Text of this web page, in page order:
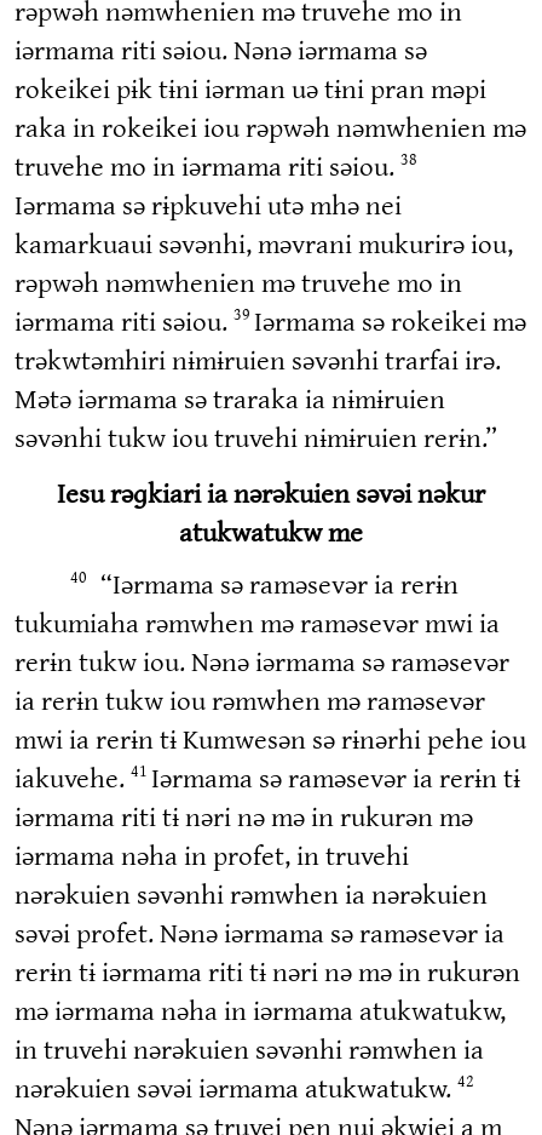
rəpwəh nəmwhenien mə truvehe mo in
iərmama riti səiou. Nənə iərmama sə
rokeikei pɨk tɨni iərman uə tɨni pran məpi
raka in rokeikei iou rəpwəh nəmwhenien mə
truvehe mo in iərmama riti səiou. 38
Iərmama sə rɨpkuvehi utə mhə nei
kamarkuaui səvənhi, məvrani mukurirə iou,
rəpwəh nəmwhenien mə truvehe mo in
iərmama riti səiou. 39 Iərmama sə rokeikei mə
trəkwtəmhiri nɨmɨruien səvənhi trarfai irə.
Mətə iərmama sə traraka ia nɨmɨruien
səvənhi tukw iou truvehi nɨmɨruien rerɨn.”
Iesu rəɡkiari ia nərəkuien səvəi nəkur
atukwatukw me
40
“Iərmama sə raməsevər ia rerɨn
tukumiaha rəmwhen mə raməsevər mwi ia
rerɨn tukw iou. Nənə iərmama sə raməsevər
ia rerɨn tukw iou rəmwhen mə raməsevər
mwi ia rerɨn tɨ Kumwesən sə rɨnərhi pehe iou
iakuvehe. 41 Iərmama sə raməsevər ia rerɨn tɨ
iərmama riti tɨ nəri nə mə in rukurən mə
iərmama nəha in profet, in truvehi
nərəkuien səvənhi rəmwhen ia nərəkuien
səvəi profet. Nənə iərmama sə raməsevər ia
rerɨn tɨ iərmama riti tɨ nəri nə mə in rukurən
mə iərmama nəha in iərmama atukwatukw,
in truvehi nərəkuien səvənhi rəmwhen ia
nərəkuien səvəi iərmama atukwatukw. 42
Nənə iərmama sə truvei pen nui əkwiei a m